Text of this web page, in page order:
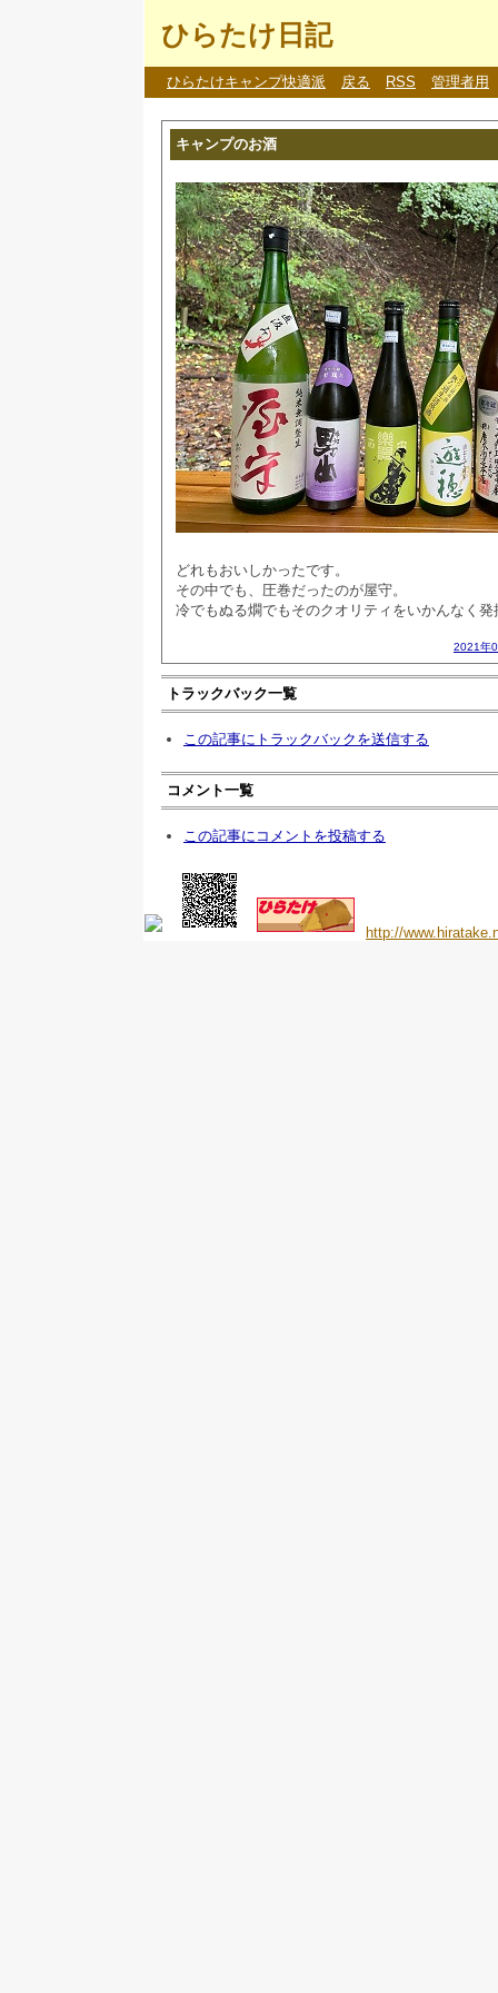
ひらたけ日記
ひらたけキャンプ快適派 戻る RSS 管理者用
キャンプのお酒
どれもおいしかったです。
その中でも、圧巻だったのが屋守。
冷でもぬる燗でもそのクオリティをいかんなく発
2021年
トラックバック一覧
この記事にトラックバックを送信する
コメント一覧
この記事にコメントを投稿する
http://